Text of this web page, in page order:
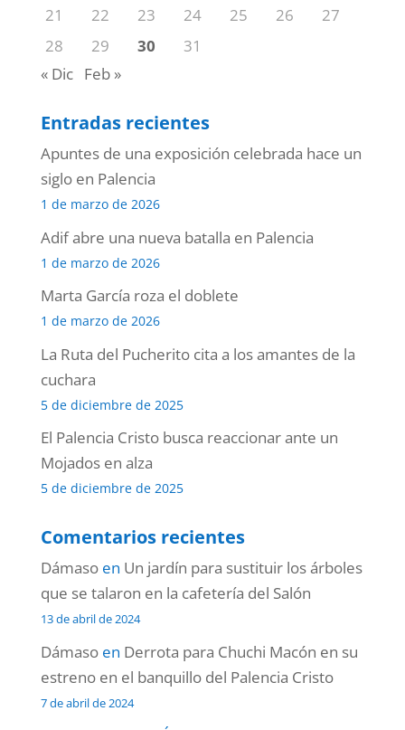
21
22 23 24 25 26
27
28
29 30
31
« Dic Feb »
Entradas recientes
Apuntes de una exposición celebrada hace un
siglo en Palencia
1 de marzo de 2026
Adif abre una nueva batalla en Palencia
1 de marzo de 2026
Marta García roza el doblete
1 de marzo de 2026
La Ruta del Pucherito cita a los amantes de la
cuchara
5 de diciembre de 2025
El Palencia Cristo busca reaccionar ante un
Mojados en alza
5 de diciembre de 2025
Comentarios recientes
Dámasoen Un jardín para sustituir los árboles
que se talaron en la cafetería del Salón
13 de abril de 2024
Dámasoen Derrota para Chuchi Macón en su
estreno en el banquillo del Palencia Cristo
7 de abril de 2024